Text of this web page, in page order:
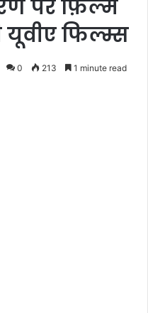
पर फ़िल्म
यूवीए फिल्म्स
0 213 1 minute read